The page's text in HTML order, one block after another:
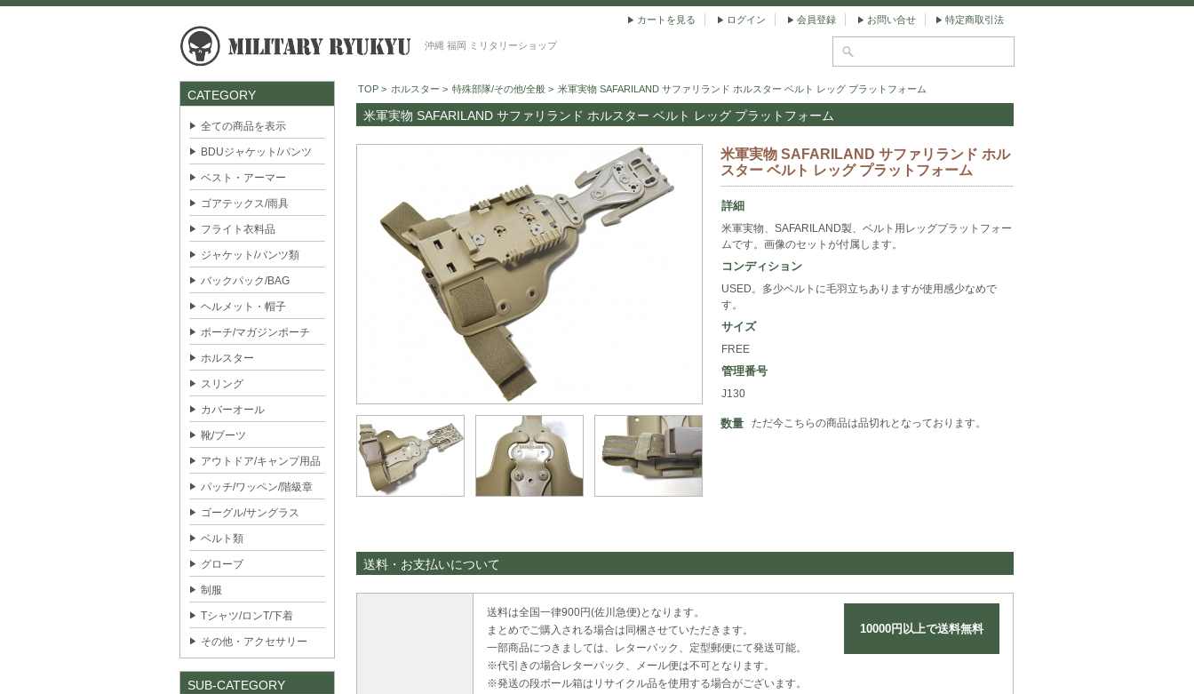
沖縄 福岡 ミリタリーショップ
カートを見る ログイン 会員登録 お問い合せ 特定商取引法
CATEGORY
全ての商品を表示
BDUジャケット/パンツ
ベスト・アーマー
ゴアテックス/雨具
フライト衣料品
ジャケット/パンツ類
バックパック/BAG
ヘルメット・帽子
ポーチ/マガジンポーチ
ホルスター
スリング
カバーオール
靴/ブーツ
アウトドア/キャンプ用品
パッチ/ワッペン/階級章
ゴーグル/サングラス
ベルト類
グローブ
制服
Tシャツ/ロンT/下着
その他・アクセサリー
SUB-CATEGORY
TOP > ホルスター > 特殊部隊/その他/全般 > 米軍実物 SAFARILAND サファリランド ホルスター ベルト レッグ プラットフォーム
米軍実物 SAFARILAND サファリランド ホルスター ベルト レッグ プラットフォーム
米軍実物 SAFARILAND サファリランド ホル
スター ベルト レッグ プラットフォーム
詳細
米軍実物、SAFARILAND製、ベルト用レッグプラットフォー
ムです。画像のセットが付属します。
コンディション
USED。多少ベルトに毛羽立ちありますが使用感少なめで
す。
サイズ
FREE
管理番号
J130
数量 ただ今こちらの商品は品切れとなっております。
送料・お支払いについて
10000円以上で送料無料
送料は全国一律900円(佐川急便)となります。
まとめでご購入される場合は同梱させていただきます。
一部商品につきましては、レターパック、定型郵便にて発送可能。
※代引きの場合レターパック、メール便は不可となります。
※発送の段ボール箱はリサイクル品を使用する場合がございます。